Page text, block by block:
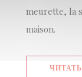
meurette, la
maison.